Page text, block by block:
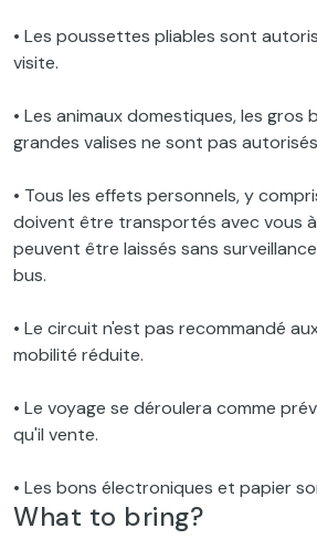
• Les poussettes pliables sont
visite.
• Les animaux domestiques, les gros
grandes valises ne sont pas
• Tous les effets personnels, y
doivent être transportés avec vous
peuvent être laissés sans
bus.
• Le circuit n'est pas recommandé
mobilité réduite.
• Le voyage se déroulera comme
qu'il vente.
• Les bons électroniques et papier
What to bring?